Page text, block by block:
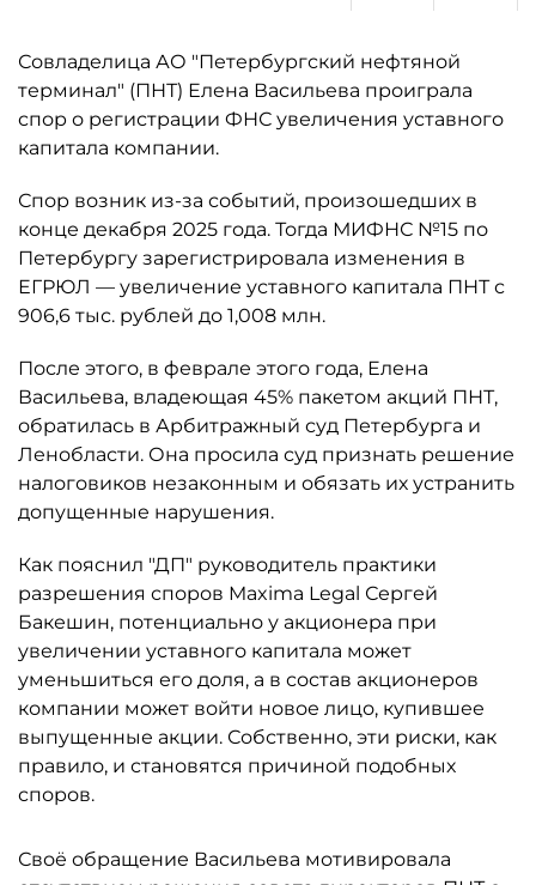
Совладелица АО "Петербургский нефтяной
терминал" (ПНТ) Елена Васильева проиграла
спор о регистрации ФНС увеличения уставного
капитала компании.
Спор возник из-за событий, произошедших в
конце декабря 2025 года. Тогда МИФНС №15 по
Петербургу зарегистрировала изменения в
ЕГРЮЛ — увеличение уставного капитала ПНТ с
906,6 тыс. рублей до 1,008 млн.
После этого, в феврале этого года, Елена
Васильева, владеющая 45% пакетом акций ПНТ,
обратилась в Арбитражный суд Петербурга и
Ленобласти. Она просила суд признать решение
налоговиков незаконным и обязать их устранить
допущенные нарушения.
Как пояснил "ДП" руководитель практики
разрешения споров Maxima Legal Сергей
Бакешин, потенциально у акционера при
увеличении уставного капитала может
уменьшиться его доля, а в состав акционеров
компании может войти новое лицо, купившее
выпущенные акции. Собственно, эти риски, как
правило, и становятся причиной подобных
споров.
Своё обращение Васильева мотивировала